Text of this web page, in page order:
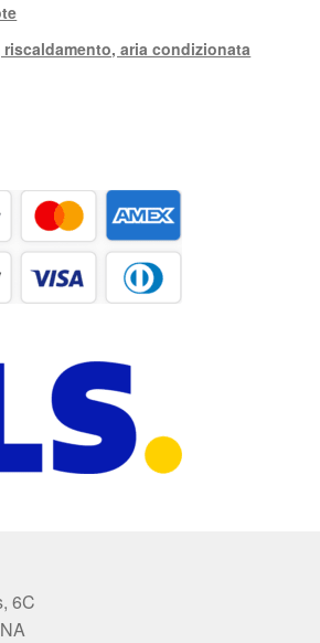
riscaldamento, aria condizionata
6C